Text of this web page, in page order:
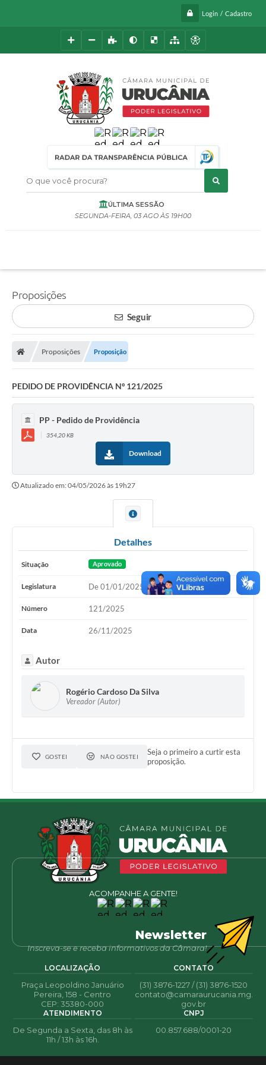
Login / Cadastro
O que você procura?
ÚLTIMA SESSÃO
SEGUNDA-FEIRA 03 AGO 19H00
Proposições
Seguir
Proposições Proposição
PEDIDO DE PROVIDÊNCIA Nº 121/2025
PP - Pedido de Providência
354,20 KB
Download
Atualizado em: 04/05/2026 às 19h27
Detalhes
Situação Aprovado
Legislatura De 01/01/2025 até 31/12/2028
Número 121/2025
Data 26/11/2025
Autor
Rogério Cardoso Da Silva
Vereador (Autor)
GOSTEI NÃO GOSTEI
Seja o primeiro a curtir esta
proposição.
ACOMPANHE A GENTE!
Newsletter
Inscreva-se e receba informativos da Câmara!
LOCALIZAÇÃO
Praça Leopoldino Januário
Pereira, 158 - Centro
CEP: 35380-000
CONTATO
(31) 3876-1227 / (31) 3876-1520
contato@camaraurucania.mg.
gov.br
ATENDIMENTO
De Segunda a Sexta, das 8h às
11h / 13h às 16h.
CNPJ
00.857.688/0001-20